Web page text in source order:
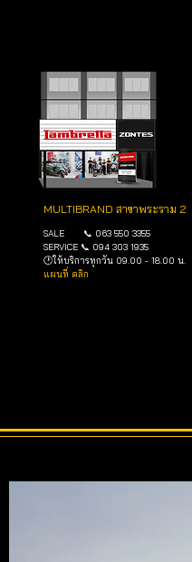
MULTIBRAND สาขาพระราม 2
SALE 📞 063 550 3355
SERVICE 📞 094 303 1935
🕐ให้บริการทุกวัน 09.00 - 18.00 น.
แผนที่ คลิก